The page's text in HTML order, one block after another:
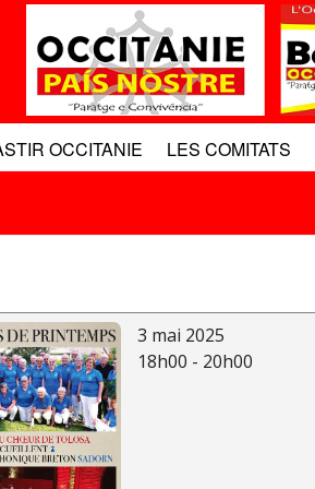
OCCITANIE LES COMITATS
3 mai 2025
18h00 - 20h00